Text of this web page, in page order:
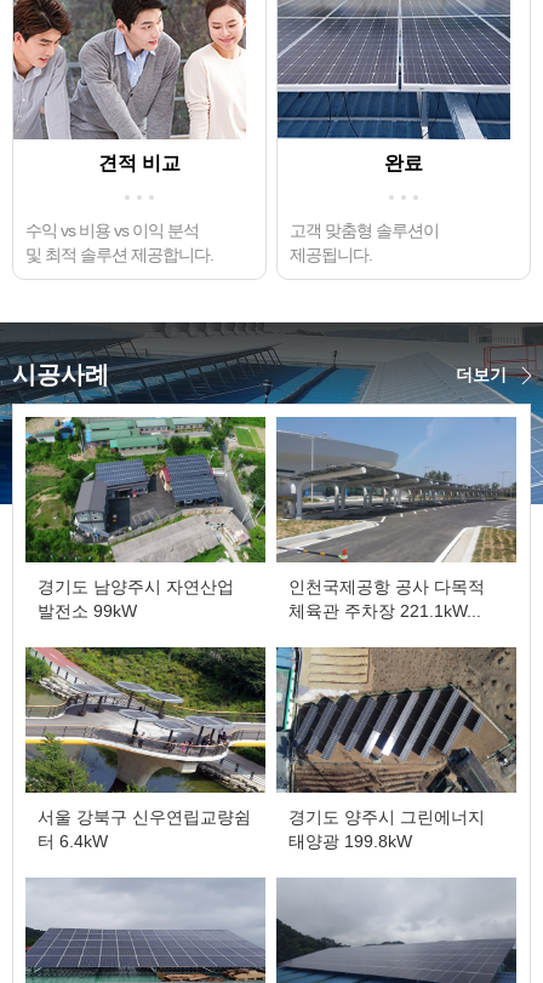
견적 비교
수익 vs 비용 vs 이익 분석
및 최적 솔루션 제공합니다.
완료
고객 맞춤형 솔루션이
제공됩니다.
시공사례 더보기
경기도 남양주시 자연산업
발전소 99kW
인천국제공항 공사 다목적
체육관 주차장 221.1kW...
서울 강북구 신우연립교량쉼
터 6.4kW
경기도 양주시 그린에너지
태양광 199.8kW